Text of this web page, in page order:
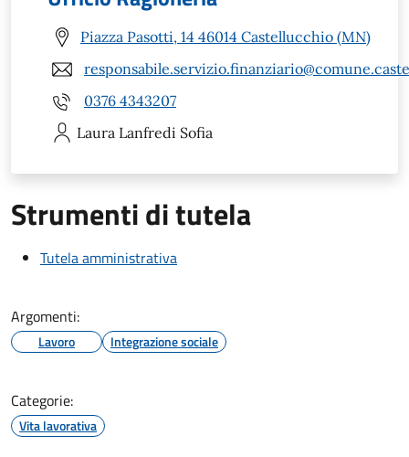
Piazza Pasotti, 14 46014 Castellucchio (MN)
0376 4343207
Laura Lanfredi Sofia
Strumenti di tutela
Tutela amministrativa
Argomenti:
Lavoro Integrazione sociale
Categorie:
Vita lavorativa